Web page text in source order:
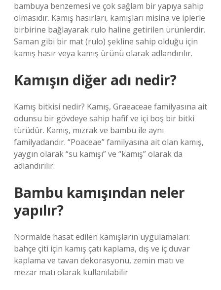
bambuya benzemesi ve çok sağlam bir yapıya sahip
olmasıdır. Kamış hasırları, kamışları misina ve iplerle
birbirine bağlayarak rulo haline getirilen ürünlerdir.
Saman gibi bir mat (rulo) şekline sahip olduğu için
kamış hasır veya kamış ürünü olarak adlandırılır.
Kamışın diğer adı nedir?
Kamış bitkisi nedir? Kamış, Graeaceae familyasına ait
odunsu bir gövdeye sahip hafif ve içi boş bir bitki
türüdür. Kamış, mızrak ve bambu ile aynı
familyadandır. “Poaceae” familyasına ait olan kamış,
yaygın olarak “su kamışı” ve “kamış” olarak da
adlandırılır.
Bambu kamışından neler
yapılır?
Normalde hasat edilen kamışların uygulamaları:
bahçe çiti için kamış çatı kaplama, dış ve iç duvar
kaplama ve tavan dekorasyonu, zemin matı ve
mezar matı olarak kullanılabilir